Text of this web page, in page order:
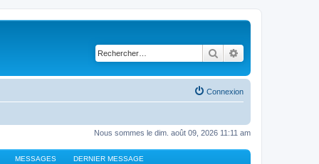
Rechercher
Connexion
Nous sommes le dim. août 09, 2026 11:11 am
MESSAGES DERNIER MESSAGE